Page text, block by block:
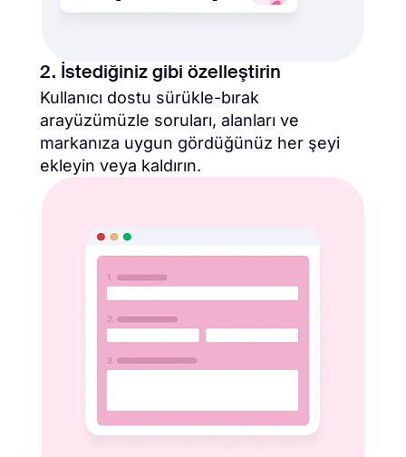
2. İstediğiniz gibi özelleştirin
Kullanıcı dostu sürükle-bırak
arayüzümüzle soruları, alanları ve
markanıza uygun gördüğünüz her şeyi
ekleyin veya kaldırın.